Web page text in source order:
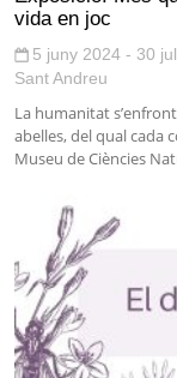
vida en joc
5 juny 2024 - 30
Sant Andreu
La humanitat
abelles, del qual cada
Museu de Ciències